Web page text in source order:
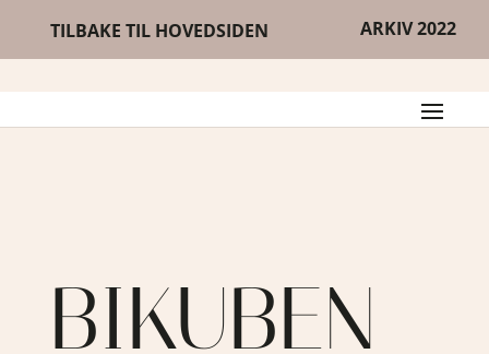
TILBAKE TIL HOVEDSIDEN ARKIV 2022
BIKUBEN